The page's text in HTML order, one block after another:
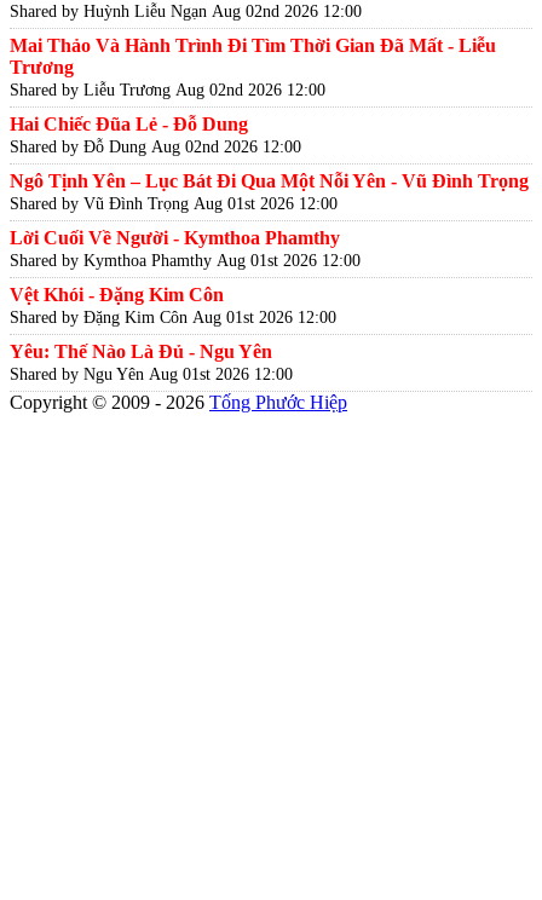
Shared by Huỳnh Liễu Ngạn Aug 02nd 2026 12:00
Mai Thảo Và Hành Trình Đi Tìm Thời Gian Đã Mất - Liễu
Trương
Shared by Liễu Trương Aug 02nd 2026 12:00
Hai Chiếc Đũa Lẻ - Đỗ Dung
Shared by Đỗ Dung Aug 02nd 2026 12:00
Ngô Tịnh Yên – Lục Bát Đi Qua Một Nỗi Yên - Vũ Đình Trọng
Shared by Vũ Đình Trọng Aug 01st 2026 12:00
Lời Cuối Về Người - Kymthoa Phamthy
Shared by Kymthoa Phamthy Aug 01st 2026 12:00
Vệt Khói - Đặng Kim Côn
Shared by Đặng Kim Côn Aug 01st 2026 12:00
Yêu: Thế Nào Là Đủ - Ngu Yên
Shared by Ngu Yên Aug 01st 2026 12:00
Copyright © 2009 - 2026 Tống Phước Hiệp